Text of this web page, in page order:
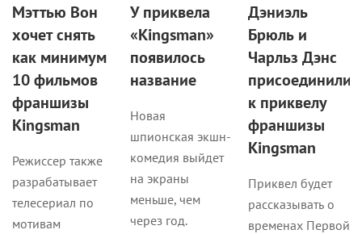
Мэттью Вон
хочет снять
как минимум
10 фильмов
франшизы
Kingsman
Режиссер также
разрабатывает
телесериал по
мотивам
У приквела
«Kingsman»
появилось
название
Новая
шпионская экшн-
комедия выйдет
на экраны
меньше, чем
через год.
Дэниэль
Брюль и
Чарльз Дэнс
к приквелу
франшизы
Kingsman
Приквел будет
рассказывать о
временах Первой